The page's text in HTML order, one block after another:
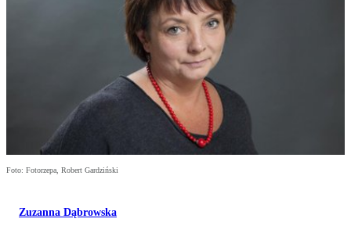
Foto: Fotorzepa, Robert Gardziński
Zuzanna Dąbrowska